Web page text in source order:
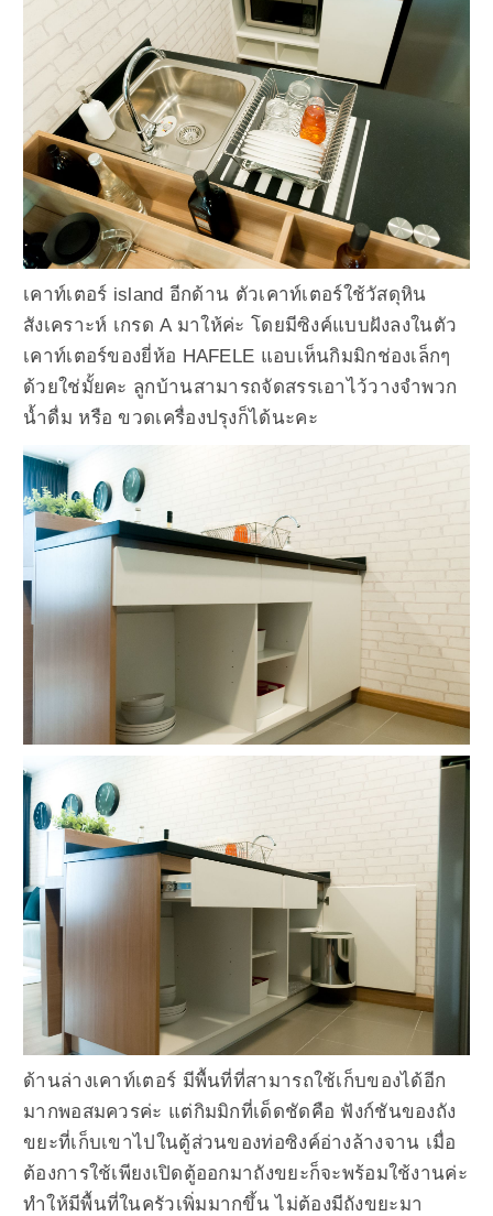
เคาท์เตอร์ island อีกด้าน ตัวเคาท์เตอร์ใช้วัสดุหิน
สังเคราะห์ เกรด A มาให้ค่ะ โดยมีซิงค์แบบฝังลงในตัว
เคาท์เตอร์ของยี่ห้อ HAFELE แอบเห็นกิมมิกช่องเล็กๆ
ด้วยใช่มั้ยคะ ลูกบ้านสามารถจัดสรรเอาไว้วางจำพวก
น้ำดื่ม หรือ ขวดเครื่องปรุงก็ได้นะคะ
ด้านล่างเคาท์เตอร์ มีพื้นที่ที่สามารถใช้เก็บของได้อีก
มากพอสมควรค่ะ แต่กิมมิกที่เด็ดชัดคือ ฟังก์ชันของถัง
ขยะที่เก็บเขาไปในตู้ส่วนของท่อซิงค์อ่างล้างจาน เมื่อ
ต้องการใช้เพียงเปิดตู้ออกมาถังขยะก็จะพร้อมใช้งานค่ะ
ทำให้มีพื้นที่ในครัวเพิ่มมากขึ้น ไม่ต้องมีถังขยะมา